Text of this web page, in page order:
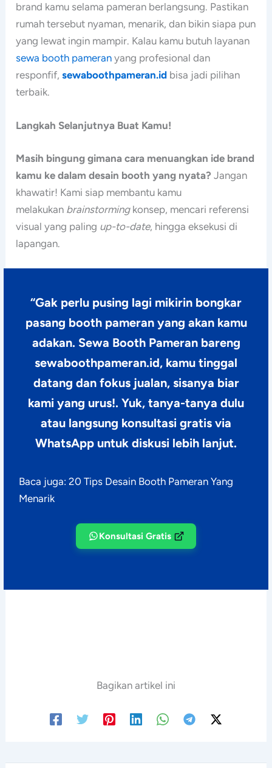
brand kamu selama pameran berlangsung. Pastikan
rumah tersebut nyaman, menarik, dan bikin siapa pun
yang lewat ingin mampir. Kalau kamu butuh layanan
sewa booth pameran yang profesional dan
responfif,sewaboothpameran.id bisa jadi pilihan
terbaik.
Langkah Selanjutnya Buat Kamu!
Masih bingung gimana cara menuangkan ide brand
kamu ke dalam desain booth yang nyata? Jangan
khawatir! Kami siap membantu kamu
melakukan brainstormingkonsep, mencari referensi
visual yang paling up-to-date, hingga eksekusi di
lapangan.
“Gak perlu pusing lagi mikirin bongkar
pasang booth pameran yang akan kamu
adakan. Sewa Booth Pameranbareng
sewaboothpameran.id, kamu tinggal
datang dan fokus jualan, sisanya biar
kami yang urus!. Yuk, tanya-tanya dulu
atau langsung konsultasi gratis via
WhatsApp untuk diskusi lebih lanjut.
Baca juga:20 Tips Desain Booth Pameran Yang
Menarik
Konsultasi Gratis
Bagikan artikel ini